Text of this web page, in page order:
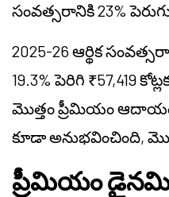
సంవత్సరానికి 23%
2025-26 ఆర్థిక
19.3% పెరిగి ₹57,419
మొత్తం ప్రీమియం
కూడా అనుభవించింది,
ప్రీమియం